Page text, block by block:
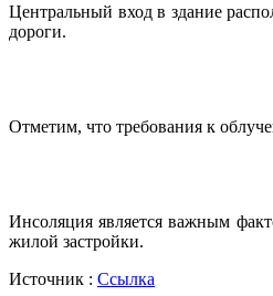
Центральный вход в здание
дороги.
Отметим, что требования к
Инсоляция является важным
жилой застройки.
Источник : Ссылка